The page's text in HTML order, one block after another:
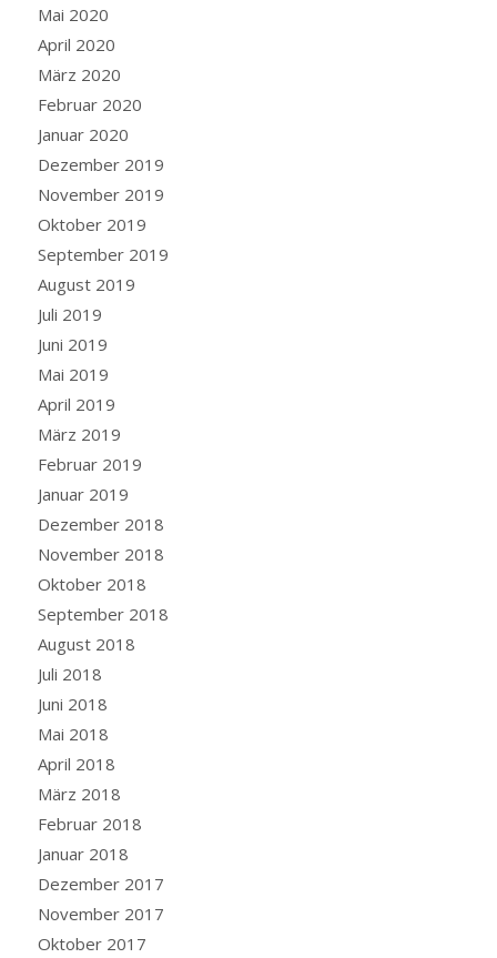
Mai 2020
April 2020
März 2020
Februar 2020
Januar 2020
Dezember 2019
November 2019
Oktober 2019
September 2019
August 2019
Juli 2019
Juni 2019
Mai 2019
April 2019
März 2019
Februar 2019
Januar 2019
Dezember 2018
November 2018
Oktober 2018
September 2018
August 2018
Juli 2018
Juni 2018
Mai 2018
April 2018
März 2018
Februar 2018
Januar 2018
Dezember 2017
November 2017
Oktober 2017